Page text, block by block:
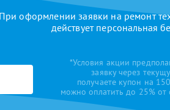
При оформлении заявки на ремонт
действует персональная
*Условия акции
заявку через
получаете купон на
можно оплатить до 25% от